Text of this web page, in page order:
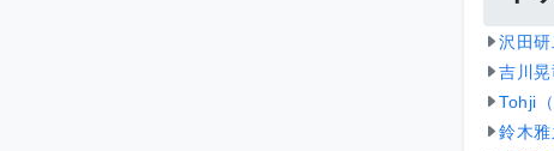
沢田研
吉川晃
Tohji（
鈴木雅